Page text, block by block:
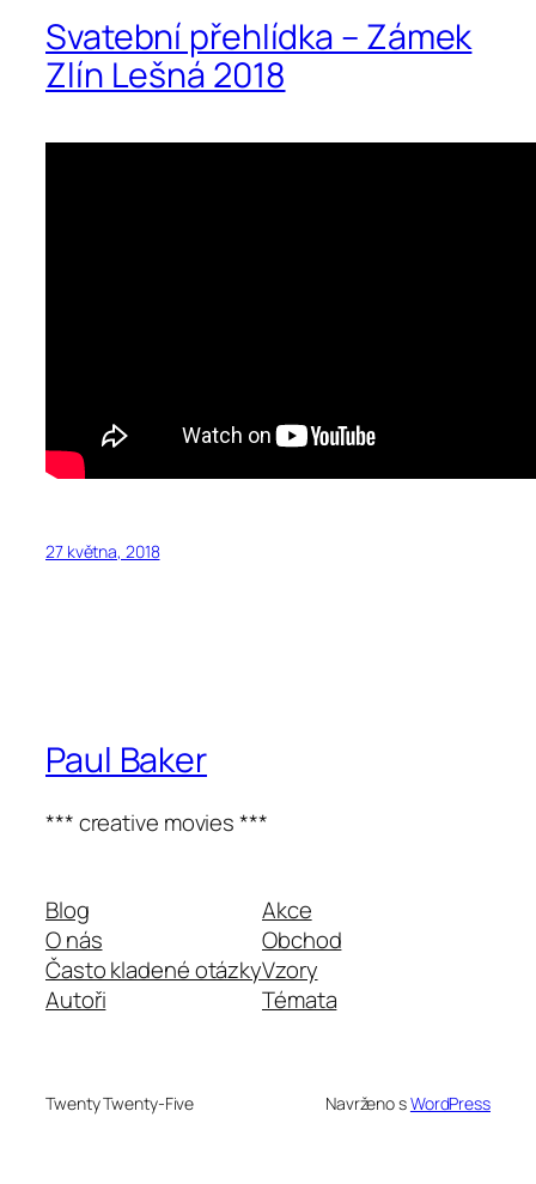
Svatební přehlídka – Zámek
Zlín Lešná 2018
27 května, 2018
Paul Baker
*** creative movies ***
Blog
O nás
Často kladené otázky
Autoři
Akce
Obchod
Vzory
Témata
Twenty Twenty-Five Navrženo sWordPress